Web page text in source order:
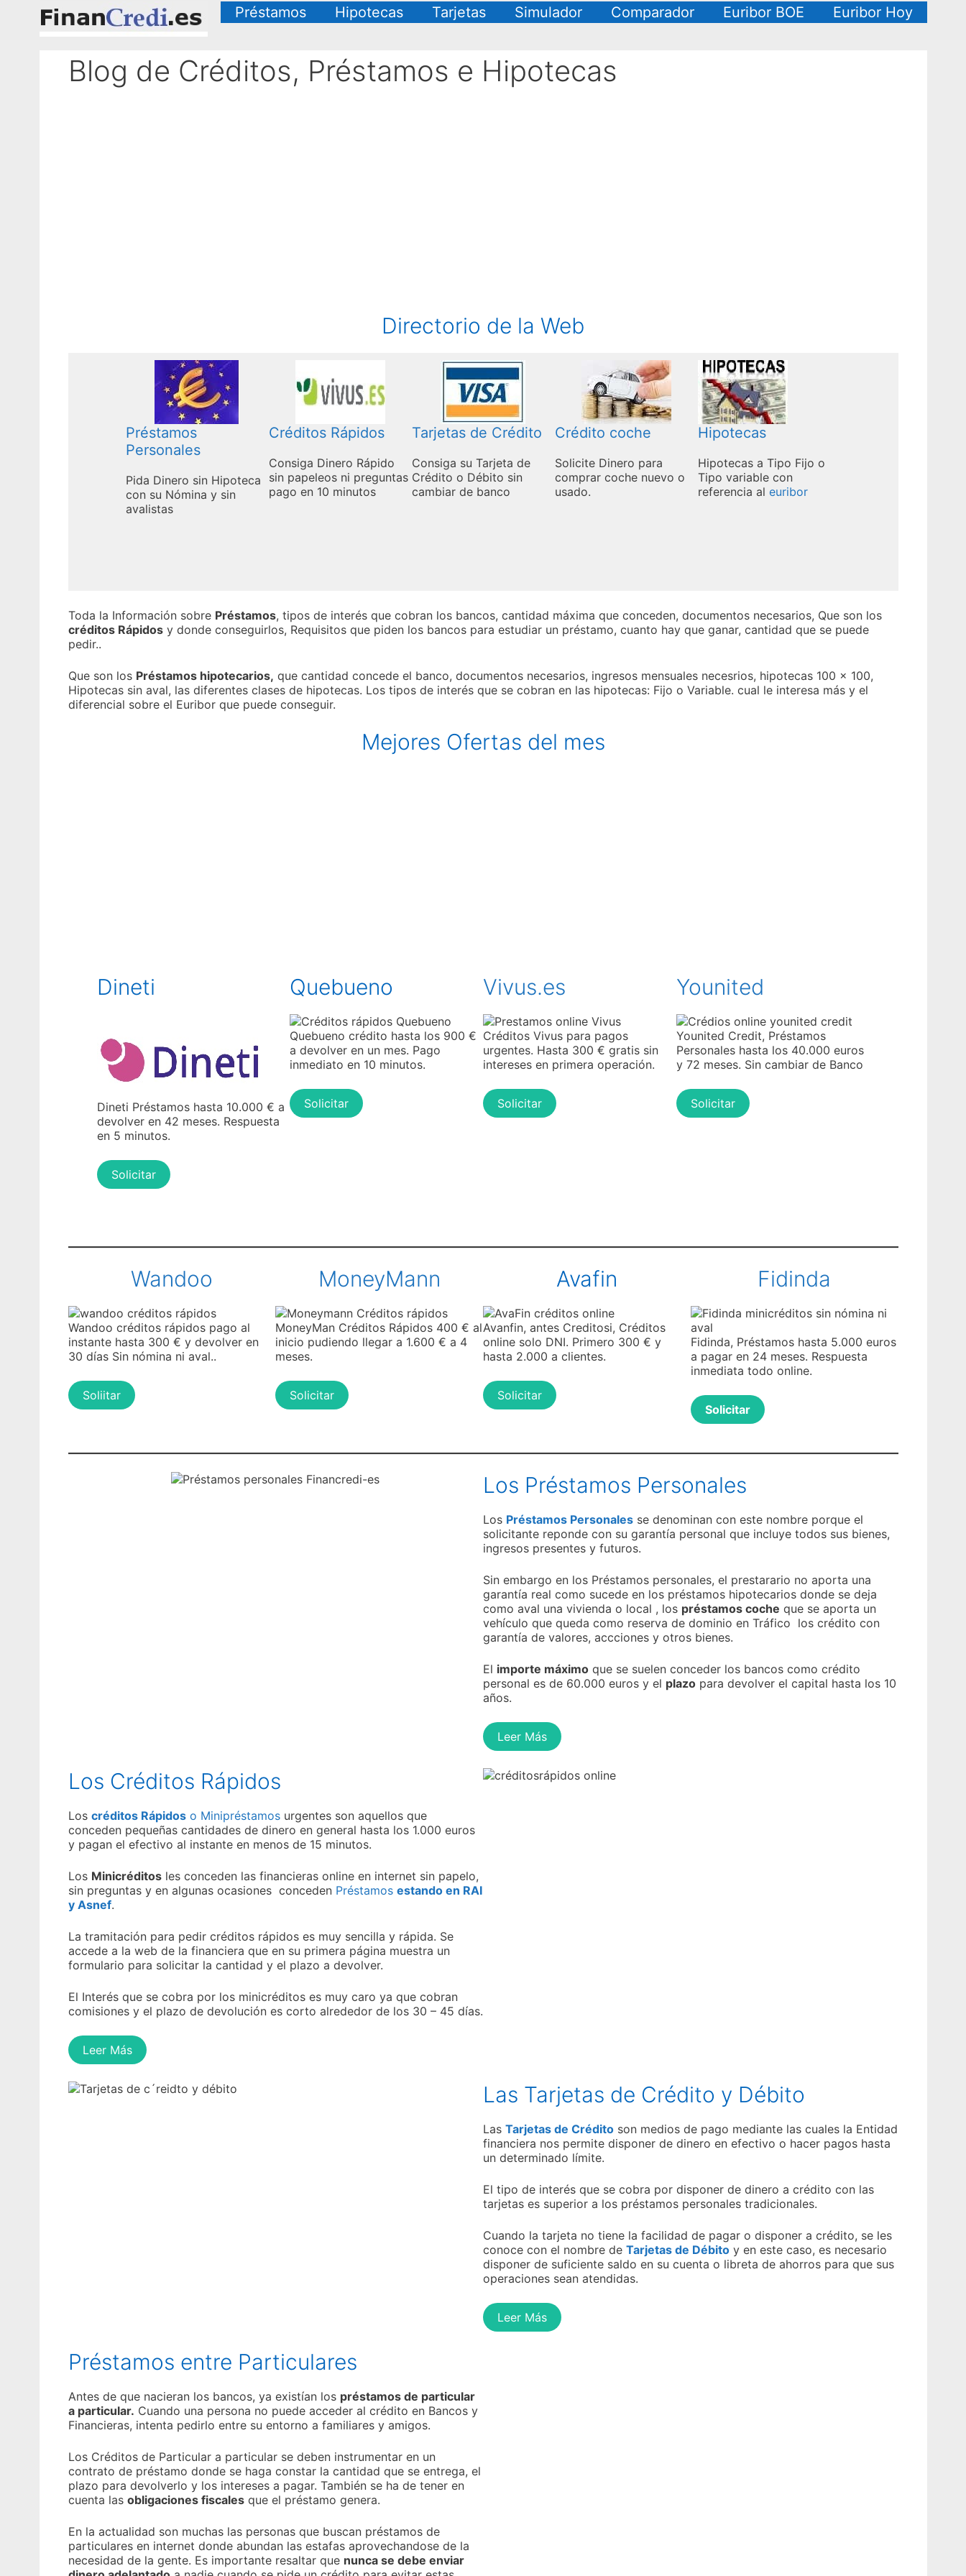
Préstamos Hipotecas Tarjetas Simulador Comparador Euribor BOE Euribor Hoy
Blog de Créditos, Préstamos e Hipotecas
Directorio de la Web
Préstamos
Personales
Pida Dinero sin Hipoteca
con su Nómina y sin
avalistas
Créditos Rápidos
Consiga Dinero Rápido
sin papeleos ni preguntas
pago en 10 minutos
Tarjetas de Crédito
Consiga su Tarjeta de
Crédito o Débito sin
cambiar de banco
Crédito coche
Solicite Dinero para
comprar coche nuevo o
usado.
Hipotecas
Hipotecas a Tipo Fijo o
Tipo variable con
referencia al euribor
Toda la Información sobre Préstamos, tipos de interés que cobran los bancos, cantidad máxima que conceden, documentos necesarios, Que son los
créditos Rápidosy donde conseguirlos, Requisitos que piden los bancos para estudiar un préstamo, cuanto hay que ganar, cantidad que se puede
pedir..
Que son los Préstamos hipotecarios, que cantidad concede el banco, documentos necesarios, ingresos mensuales necesrios, hipotecas 100 x 100,
Hipotecas sin aval, las diferentes clases de hipotecas. Los tipos de interés que se cobran en las hipotecas: Fijo o Variable. cual le interesa más y el
diferencial sobre el Euribor que puede conseguir.
Mejores Ofertas del mes
Dineti
Dineti Préstamos hasta 10.000 € a
devolver en 42 meses. Respuesta
en 5 minutos.
Solicitar
Quebueno
Quebueno crédito hasta los 900 €
a devolver en un mes. Pago
inmediato en 10 minutos.
Solicitar
Vivus.es
Créditos Vivus para pagos
urgentes. Hasta 300 € gratis sin
intereses en primera operación.
Solicitar
Younited
Younited Credit, Préstamos
Personales hasta los 40.000 euros
y 72 meses. Sin cambiar de Banco
Solicitar
Wandoo
Wandoo créditos rápidos pago al
instante hasta 300 € y devolver en
30 días Sin nómina ni aval..
Soliitar
MoneyMann
MoneyMan Créditos Rápidos 400 € al
inicio pudiendo llegar a 1.600 € a 4
meses.
Solicitar
Avafin
Avanfin, antes Creditosi, Créditos
online solo DNI. Primero 300 € y
hasta 2.000 a clientes.
Solicitar
Fidinda
Fidinda, Préstamos hasta 5.000 euros
a pagar en 24 meses. Respuesta
inmediata todo online.
Solicitar
Los Préstamos Personales
Los Préstamos Personales se denominan con este nombre porque el
solicitante reponde con su garantía personal que incluye todos sus bienes,
ingresos presentes y futuros.
Sin embargo en los Préstamos personales, el prestarario no aporta una
garantía real como sucede en los préstamos hipotecarios donde se deja
como aval una vivienda o local , los préstamos coche que se aporta un
vehículo que queda como reserva de dominio en Tráfico los crédito con
garantía de valores, accciones y otros bienes.
El importe máximo que se suelen conceder los bancos como crédito
personal es de 60.000 euros y el plazo para devolver el capital hasta los 10
años.
Leer Más
Los Créditos Rápidos
Los créditos Rápidoso Minipréstamosurgentes son aquellos que
conceden pequeñas cantidades de dinero en general hasta los 1.000 euros
y pagan el efectivo al instante en menos de 15 minutos.
Los Minicréditosles conceden las financieras online en internet sin papelo,
sin preguntas y en algunas ocasiones conceden Préstamos estando en RAI
y Asnef.
La tramitación para pedir créditos rápidos es muy sencilla y rápida. Se
accede a la web de la financiera que en su primera página muestra un
formulario para solicitar la cantidad y el plazo a devolver.
El Interés que se cobra por los minicréditos es muy caro ya que cobran
comisiones y el plazo de devolución es corto alrededor de los 30 – 45 días.
Leer Más
Las Tarjetas de Crédito y Débito
Las Tarjetas de Crédito son medios de pago mediante las cuales la Entidad
financiera nos permite disponer de dinero en efectivo o hacer pagos hasta
un determinado límite.
El tipo de interés que se cobra por disponer de dinero a crédito con las
tarjetas es superior a los préstamos personales tradicionales.
Cuando la tarjeta no tiene la facilidad de pagar o disponer a crédito, se les
conoce con el nombre de Tarjetas de Débito y en este caso, es necesario
disponer de suficiente saldo en su cuenta o libreta de ahorros para que sus
operaciones sean atendidas.
Leer Más
Préstamos entre Particulares
Antes de que nacieran los bancos, ya existían los préstamos de particular
a particular. Cuando una persona no puede acceder al crédito en Bancos y
Financieras, intenta pedirlo entre su entorno a familiares y amigos.
Los Créditos de Particular a particular se deben instrumentar en un
contrato de préstamo donde se haga constar la cantidad que se entrega, el
plazo para devolverlo y los intereses a pagar. También se ha de tener en
cuenta las obligaciones fiscalesque el préstamo genera.
En la actualidad son muchas las personas que buscan préstamos de
particulares en internet donde abundan las estafas aprovechandose de la
necesidad de la gente. Es importante resaltar que nunca se debe enviar